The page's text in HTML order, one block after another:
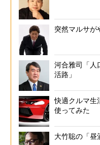
突然マルサが
河合雅司「人
活路」
快適クルマ生
使ってみた
大竹聡の「昼